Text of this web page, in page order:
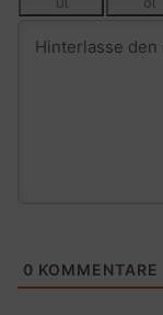
0 KOMMENTARE